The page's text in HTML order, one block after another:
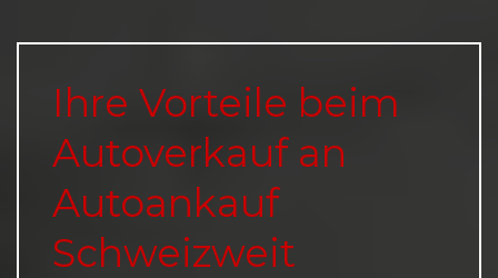
Ihre Vorteile beim
Autoverkauf an
Autoankauf
Schweizweit